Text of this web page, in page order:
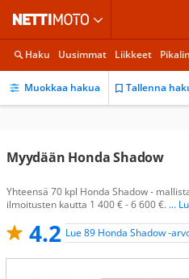
Haku Uusimmat Liikkeet
Muokkaa hakua Tallenna
Myydään Honda Shadow
Yhteensä 70 kpl Honda Shadow -
ilmoitusten kautta 1 400 € - 6 600 €. ...
4.2 Lue 89 Honda Shadow -